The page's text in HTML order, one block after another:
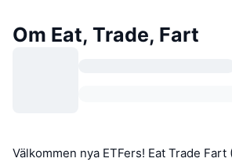
Om Eat, Trade, Fart
Välkommen nya ETFers! Eat Trade